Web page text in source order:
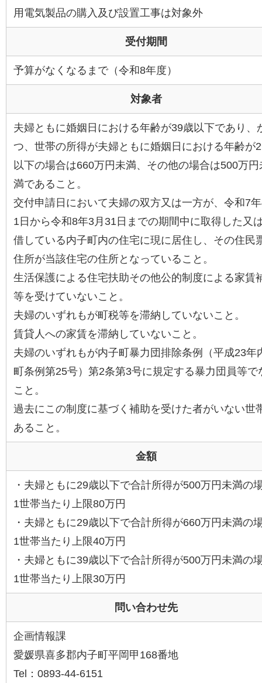
用電気製品の購入及び設置工事は対象外
受付期間
予算がなくなるまで（令和8年度）
対象者
夫婦ともに婚姻日における年齢が39歳以下であり、
つ、世帯の所得が夫婦ともに婚姻日における年齢が
以下の場合は660万円未満、その他の場合は500万円
満であること。
交付申請日において夫婦の双方又は一方が、令和7
1日から令和8年3月31日までの期間中に取得した又
借している内子町内の住宅に現に居住し、その住民
住所が当該住宅の住所となっていること。
生活保護による住宅扶助その他公的制度による家賃
等を受けていないこと。
夫婦のいずれもが町税等を滞納していないこと。
賃貸人への家賃を滞納していないこと。
夫婦のいずれもが内子町暴力団排除条例（平成23年
町条例第25号）第2条第3号に規定する暴力団員等で
こと。
過去にこの制度に基づく補助を受けた者がいない世
あること。
金額
・夫婦ともに29歳以下で合計所得が500万円未満の
1世帯当たり上限80万円
・夫婦ともに29歳以下で合計所得が660万円未満の
1世帯当たり上限40万円
・夫婦ともに39歳以下で合計所得が500万円未満の
1世帯当たり上限30万円
問い合わせ先
企画情報課
愛媛県喜多郡内子町平岡甲168番地
Tel：0893-44-6151